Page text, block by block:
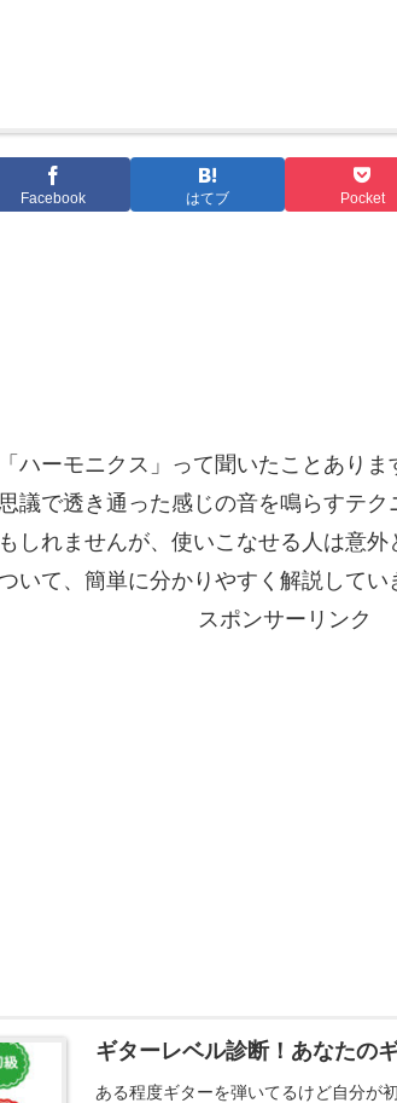
Facebook はてブ Pocket
ハーモニクス」って聞いたことあり
議で透き通った感じの音を鳴らすテ
しれませんが、使いこなせる人は意
いて、簡単に分かりやすく解説してい
スポンサーリンク
ギターレベル診断！あなたの
ある程度ギターを弾いてるけど自分が